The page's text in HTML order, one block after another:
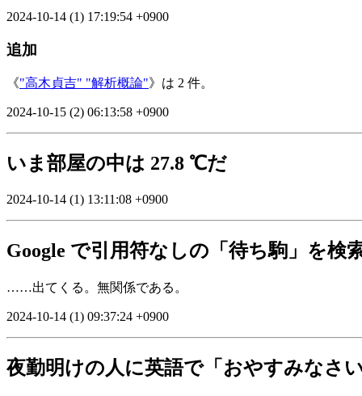
2024-10-14 (1) 17:19:54 +0900
追加
《"高木貞吉" "解析概論"》は 2 件。
2024-10-15 (2) 06:13:58 +0900
いま部屋の中は 27.8 ℃だ
2024-10-14 (1) 13:11:08 +0900
Google で引用符なしの「待ち駒」を
……出てくる。無関係である。
2024-10-14 (1) 09:37:24 +0900
夜勤明けの人に英語で「おやすみなさ